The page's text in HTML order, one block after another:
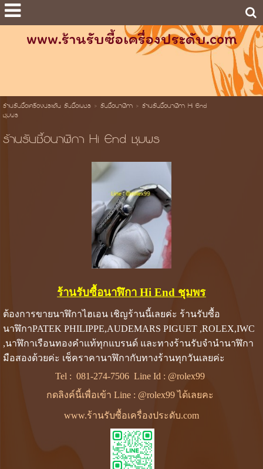
www.ร้านรับซื้อเครื่องประดับ.com
ร้านรับซื้อเครื่องประดับ รับซื้อเพชร> รับซื้อนาฬิกา> ร้านรับซื้อนาฬิกา Hi End
ชุมพร
ร้านรับซื้อนาฬิกา Hi End ชุมพร
ร้านรับซื้อนาฬิกา Hi End ชุมพร
ต้องการขายนาฬิกาไฮเอน เชิญร้านนี้เลยค่ะ ร้านรับซื้อ
นาฬิกาPATEK PHILIPPE,AUDEMARS PIGUET ,ROLEX,IWC
,นาฬิกาเรือนทองคำแท้ทุกแบรนด์ และทางร้านรับจำนำนาฬิกา
มือสองด้วยค่ะ เช็คราคานาฬิกากับทางร้านทุกวันเลยค่ะ
Tel :081-274-7506 Line Id : @rolex99
กดลิงค์นี้เพื่อเข้า Line : @rolex99 ได้เลยคะ
www.ร้านรับซื้อเครื่องประดับ.com